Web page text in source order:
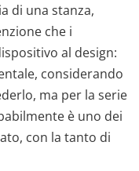
di una stanza,
che i
al design:
considerando
ma per la serie
è uno dei
con la tanto di